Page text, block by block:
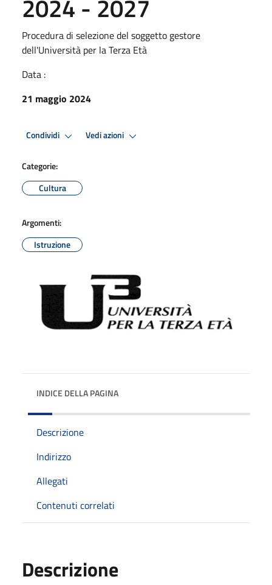
2024 - 2027
Procedura di selezione del soggetto gestore
dell'Università per la Terza Età
Data :
21 maggio 2024
Condividi Vedi azioni
Categorie:
Cultura
Argomenti:
Istruzione
INDICE DELLA PAGINA
Descrizione
Indirizzo
Allegati
Contenuti correlati
Descrizione